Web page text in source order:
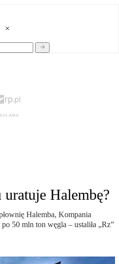
Halembę?
Halemba, Kompania
50 mln ton węgla – ustaliła „Rz”